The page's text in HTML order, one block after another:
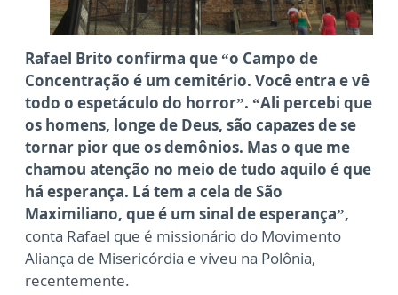
Rafael Brito confirma que “o Campo de
Concentração é um cemitério. Você entra e vê
todo o espetáculo do horror”. “Ali percebi que
os homens, longe de Deus, são capazes de se
tornar pior que os demônios. Mas o que me
chamou atenção no meio de tudo aquilo é que
há esperança. Lá tem a cela de São
Maximiliano, que é um sinal de esperança”,
conta Rafael que é missionário do Movimento
Aliança de Misericórdia e viveu na Polônia,
recentemente.